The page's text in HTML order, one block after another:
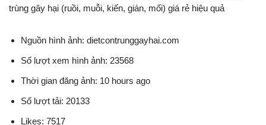
trùng gây hại (ruồi, muỗi, kiến, gián, mối) giá rẻ hiệu quả
Nguồn hình ảnh: dietcontrunggayhai.com
Số lượt xem hình ảnh: 23568
Thời gian đăng ảnh: 10 hours ago
Số lượt tải: 20133
Likes: 7517